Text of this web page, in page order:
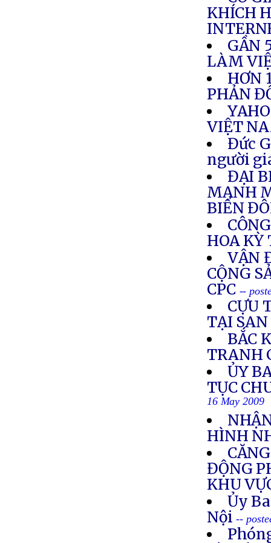
KHÍCH
GẦN
LÀM
HƠN
PHẢN
VIỆT
Đức
người
ĐẠI
MẠNH
BIỂN
HOA
VẬN
CỘNG
CPC --
CỰU
TẠI SAN
BẮC
TRANH
ỦY
TỤC
16 May 2009
HÌNH
ĐỘNG
KHU
Ủy
Nội--